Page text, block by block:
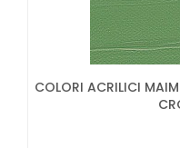
COLORI ACRILICI